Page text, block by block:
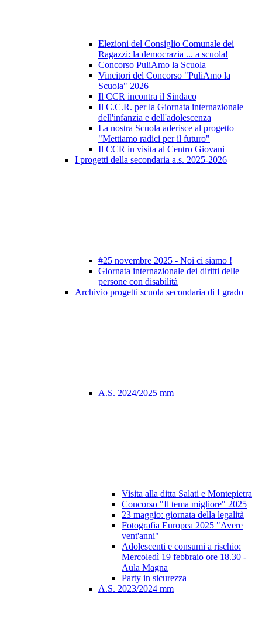
Elezioni del Consiglio Comunale dei
Ragazzi: la democrazia ... a scuola!
Concorso PuliAmo la Scuola
Vincitori del Concorso "PuliAmo la
Scuola" 2026
Il CCR incontra il Sindaco
Il C.C.R. per la Giornata internazionale
dell'infanzia e dell'adolescenza
La nostra Scuola aderisce al progetto
"Mettiamo radici per il futuro"
Il CCR in visita al Centro Giovani
I progetti della secondaria a.s. 2025-2026
#25 novembre 2025 - Noi ci siamo !
Giornata internazionale dei diritti delle
persone con disabilità
Archivio progetti scuola secondaria di I grado
A.S. 2024/2025 mm
Visita alla ditta Salati e Montepietra
Concorso "Il tema migliore" 2025
23 maggio: giornata della legalità
Fotografia Europea 2025 "Avere
vent'anni"
Adolescenti e consumi a rischio:
Mercoledì 19 febbraio ore 18.30 -
Aula Magna
Party in sicurezza
A.S. 2023/2024 mm